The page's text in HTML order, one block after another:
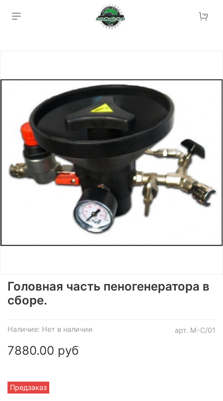
арт. M-C/01
Наличие: Нет в наличии
Предзаказ
Головная часть пеногенератора в
сборе.
7880.00 руб